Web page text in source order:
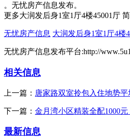
。无忧房产信息发布。
更多大润发后身1室1厅4楼45001厅
无忧房产信息 大润发后身1室1厅4楼
无忧房产信息发布平台:http://
相关信息
上一篇： 唐家路双室拎包入住地势
下一篇： 金月湾小区精装全配1000
最新信息